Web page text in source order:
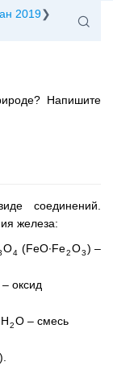
2019
Напишите
соединений.
железа:
O4 (FeO∙Fe2O3) –
– оксид
2O – смесь